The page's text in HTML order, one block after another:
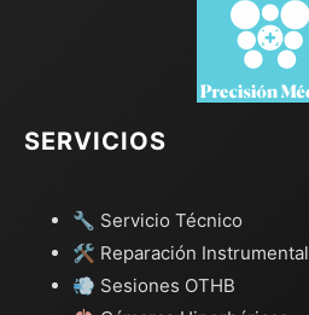
SERVICIOS
🔧 Servicio Técnico
🛠️ Reparación Instrumental
💨 Sesiones OTHB